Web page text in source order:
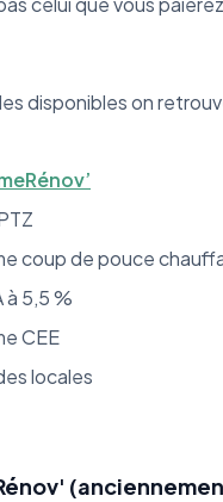
disponibles on
coup de pouce
à 5,5 %
CEE
locales